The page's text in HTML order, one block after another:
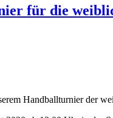
für die
Handballturnier der